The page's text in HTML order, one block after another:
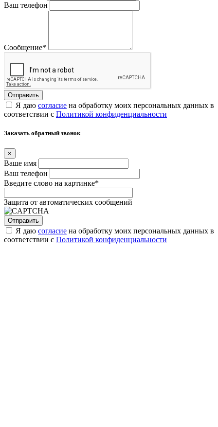
Ваш телефон
Сообщение*
Я даю согласие на обработку моих персональных данных в
соответствии с Политикой конфиденциальности
Заказать обратный звонок
×
Ваше имя
Ваш телефон
Введите слово на картинке*
Защита от автоматических сообщений
Я даю согласие на обработку моих персональных данных в
соответствии с Политикой конфиденциальности